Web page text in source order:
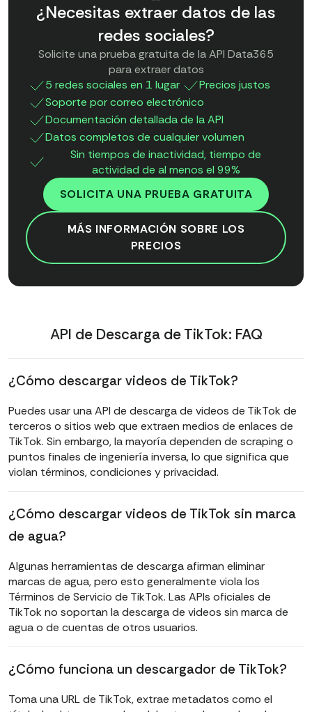
¿Necesitas extraer datos de las
redes sociales?
Solicite una prueba gratuita de la API Data365
para extraer datos
5 redes sociales en 1 lugar
Precios justos
Soporte por correo electrónico
Documentación detallada de la API
Datos completos de cualquier volumen
Sin tiempos de inactividad, tiempo de
actividad de al menos el 99%
SOLICITA UNA PRUEBA GRATUITA
MÁS INFORMACIÓN SOBRE LOS
PRECIOS
API de Descarga de TikTok: FAQ
¿Cómo descargar videos de TikTok?
Puedes usar una API de descarga de videos de TikTok de
terceros o sitios web que extraen medios de enlaces de
TikTok. Sin embargo, la mayoría dependen de scraping o
puntos finales de ingeniería inversa, lo que significa que
violan términos, condiciones y privacidad.
¿Cómo descargar videos de TikTok sin marca
de agua?
Algunas herramientas de descarga afirman eliminar
marcas de agua, pero esto generalmente viola los
Términos de Servicio de TikTok. Las APIs oficiales de
TikTok no soportan la descarga de videos sin marca de
agua o de cuentas de otros usuarios.
¿Cómo funciona un descargador de TikTok?
Toma una URL de TikTok, extrae metadatos como el